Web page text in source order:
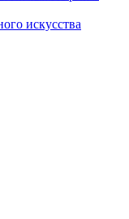
искусства